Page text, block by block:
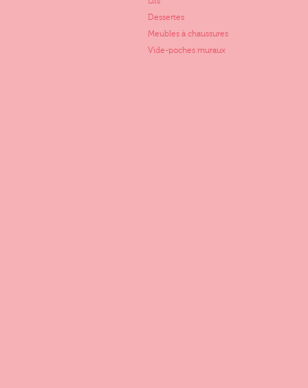
Dessertes
Meubles à chaussures
Vide-poches muraux